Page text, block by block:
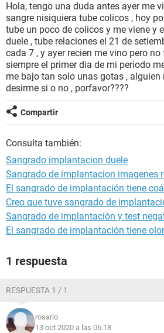
BIENESTAR
SEXUALIDAD
GLOSARIO
Hola, tengo una duda antes ayer me
sangre nisiquiera tube colicos , hoy
tube un poco de colicos y me viene y
duele , tube relaciones el 21 de
cada 7 , y ayer recien me vino pero
siempre el primer dia de mi periodo
me bajo tan solo unas gotas , alguien
desirme si o no , porfavor????
Compartir
Consulta también:
Sangrado implantacion duele
Sangrado de implantacion imagenes
El sangrado de implantación tiene
Creo que tuve sangrado de
Sangrado de implantación y test
El sangrado de implantación tiene olor
1 respuesta
RESPUESTA 1 / 1
rosario
13 oct 2020 a las 06:18